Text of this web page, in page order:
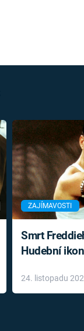
ZAJÍMAVOSTI
Smrt
Hudební
léky
24. listopadu